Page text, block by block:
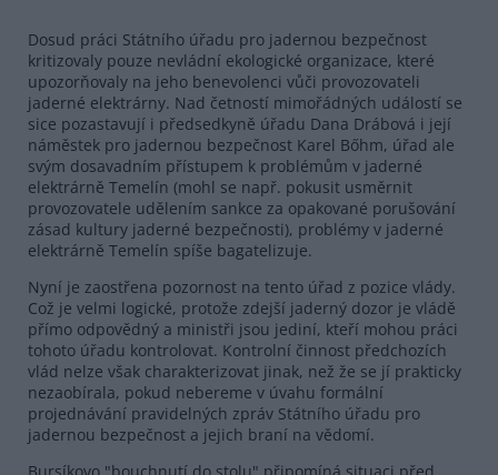
Dosud práci Státního úřadu pro jadernou bezpečnost
kritizovaly pouze nevládní ekologické organizace, které
upozorňovaly na jeho benevolenci vůči provozovateli
jaderné elektrárny. Nad četností mimořádných událostí se
sice pozastavují i předsedkyně úřadu Dana Drábová i její
náměstek pro jadernou bezpečnost Karel Bőhm, úřad ale
svým dosavadním přístupem k problémům v jaderné
elektrárně Temelín (mohl se např. pokusit usměrnit
provozovatele udělením sankce za opakované porušování
zásad kultury jaderné bezpečnosti), problémy v jaderné
elektrárně Temelín spíše bagatelizuje.
Nyní je zaostřena pozornost na tento úřad z pozice vlády.
Což je velmi logické, protože zdejší jaderný dozor je vládě
přímo odpovědný a ministři jsou jediní, kteří mohou práci
tohoto úřadu kontrolovat. Kontrolní činnost předchozích
vlád nelze však charakterizovat jinak, než že se jí prakticky
nezaobírala, pokud nebereme v úvahu formální
projednávání pravidelných zpráv Státního úřadu pro
jadernou bezpečnost a jejich braní na vědomí.